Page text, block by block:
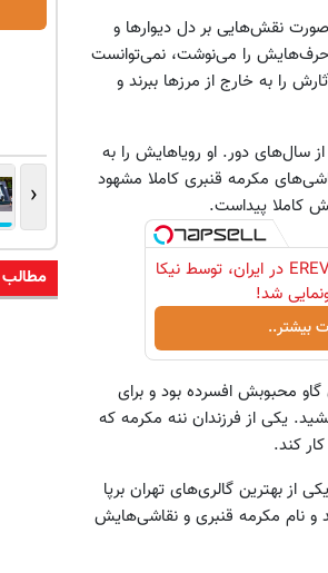
نقش‌هایی بر دل دیوارها و
حرف‌هایش را می‌نوشت، نمی‌توانست
را به خارج از مرزها ببرند و
سال‌های دور. او رویاهایش را به
مکرمه قنبری کاملا مشهود
کاملا پیداست.
لوکس‌ترین شاسی‌بلند EREV در ایران، توسط نیکا
شد!
بیشتر..
محبوبش افسرده بود و برای
یکی از فرزندان ننه مکرمه که
کند.
بهترین گالری‌های تهران برپا
و نام مکرمه قنبری و نقاشی‌هایش
‹
مطالب